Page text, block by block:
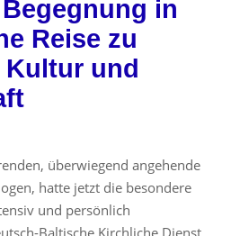
in
Reise zu
Kultur und
überwiegend angehende
hatte jetzt die besondere
und persönlich
Baltische Kirchliche Dienst